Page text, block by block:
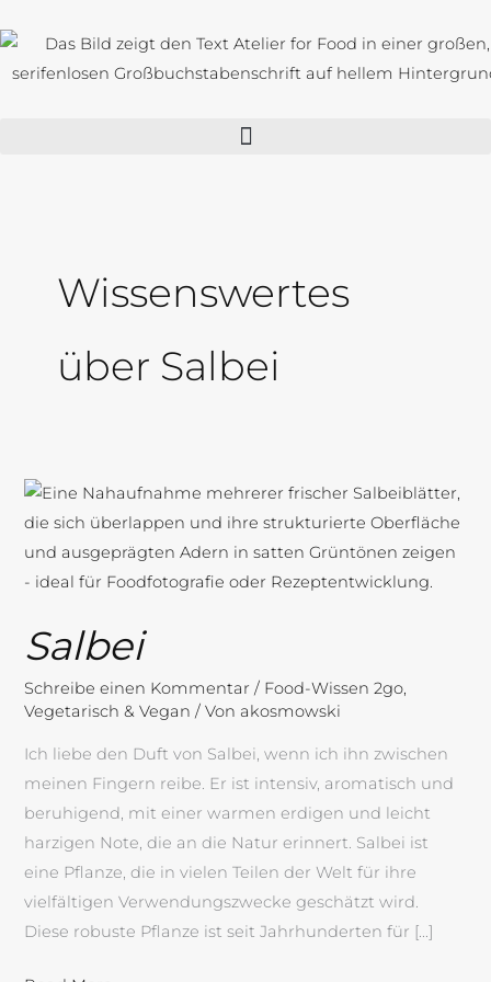
Inhalt
springen
Wissenswertes
über Salbei
Salbei
Schreibe einen Kommentar / Food-Wissen 2go,
Vegetarisch & Vegan / Von akosmowski
Ich liebe den Duft von Salbei, wenn ich ihn zwischen
meinen Fingern reibe. Er ist intensiv, aromatisch und
beruhigend, mit einer warmen erdigen und leicht
harzigen Note, die an die Natur erinnert. Salbei ist
eine Pflanze, die in vielen Teilen der Welt für ihre
vielfältigen Verwendungszwecke geschätzt wird.
Diese robuste Pflanze ist seit Jahrhunderten für […]
Salbei